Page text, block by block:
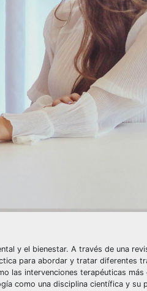
y el bienestar. A través de una
para abordar y tratar diferentes
las intervenciones terapéuticas
como una disciplina científica y su